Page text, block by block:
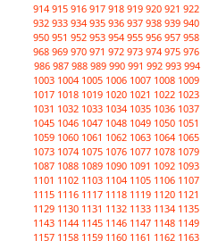
914 915 916 917 918 919 920 921 922
932 933 934 935 936 937 938 939 940
950 951 952 953 954 955 956 957 958
968 969 970 971 972 973 974 975 976
986 987 988 989 990 991 992 993 994
1003 1004 1005 1006 1007 1008 1009
1017 1018 1019 1020 1021 1022 1023
1031 1032 1033 1034 1035 1036 1037
1045 1046 1047 1048 1049 1050 1051
1059 1060 1061 1062 1063 1064 1065
1073 1074 1075 1076 1077 1078 1079
1087 1088 1089 1090 1091 1092 1093
1101 1102 1103 1104 1105 1106 1107
1115 1116 1117 1118 1119 1120 1121
1129 1130 1131 1132 1133 1134 1135
1143 1144 1145 1146 1147 1148 1149
1157 1158 1159 1160 1161 1162 1163